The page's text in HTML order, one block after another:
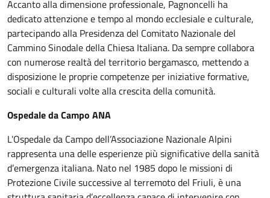
Accanto alla dimensione professionale, Pagnoncelli ha
dedicato attenzione e tempo al mondo ecclesiale e culturale,
partecipando alla Presidenza del Comitato Nazionale del
Cammino Sinodale della Chiesa Italiana. Da sempre collabora
con numerose realtà del territorio bergamasco, mettendo a
disposizione le proprie competenze per iniziative formative,
sociali e culturali volte alla crescita della comunità.
Ospedale da Campo ANA
L’Ospedale da Campo dell’Associazione Nazionale Alpini
rappresenta una delle esperienze più significative della sanità
d’emergenza italiana. Nato nel 1985 dopo le missioni di
Protezione Civile successive al terremoto del Friuli, è una